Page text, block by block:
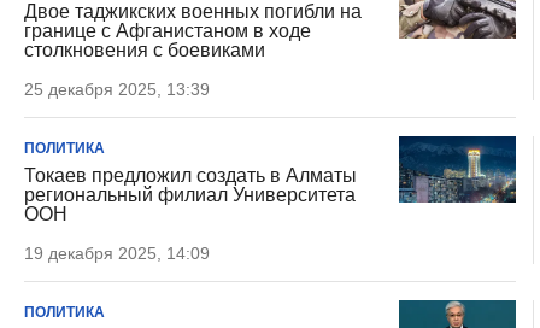
Двое таджикских военных погибли на
границе с Афганистаном в ходе
столкновения с боевиками
25 декабря 2025, 13:39
ПОЛИТИКА
Токаев предложил создать в Алматы
региональный филиал Университета
ООН
19 декабря 2025, 14:09
ПОЛИТИКА